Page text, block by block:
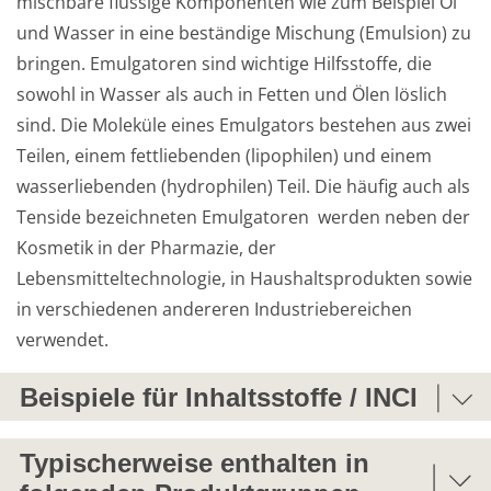
Produktsicherheit
Weiterführende
Literatur
und Wasser in eine beständige Mischung (Emulsion) zu
bringen. Emulgatoren sind wichtige Hilfsstoffe, die
sowohl in Wasser als auch in Fetten und Ölen löslich
sind. Die Moleküle eines Emulgators bestehen aus zwei
Teilen, einem fettliebenden (lipophilen) und einem
wasserliebenden (hydrophilen) Teil. Die häufig auch als
Tenside bezeichneten Emulgatoren  werden neben der
Kosmetik in der Pharmazie, der
Lebensmitteltechnologie, in Haushaltsprodukten sowie
in verschiedenen andereren Industriebereichen
verwendet.
Beispiele für Inhaltsstoffe / INCI
CETEARETH-20
Typischerweise enthalten in